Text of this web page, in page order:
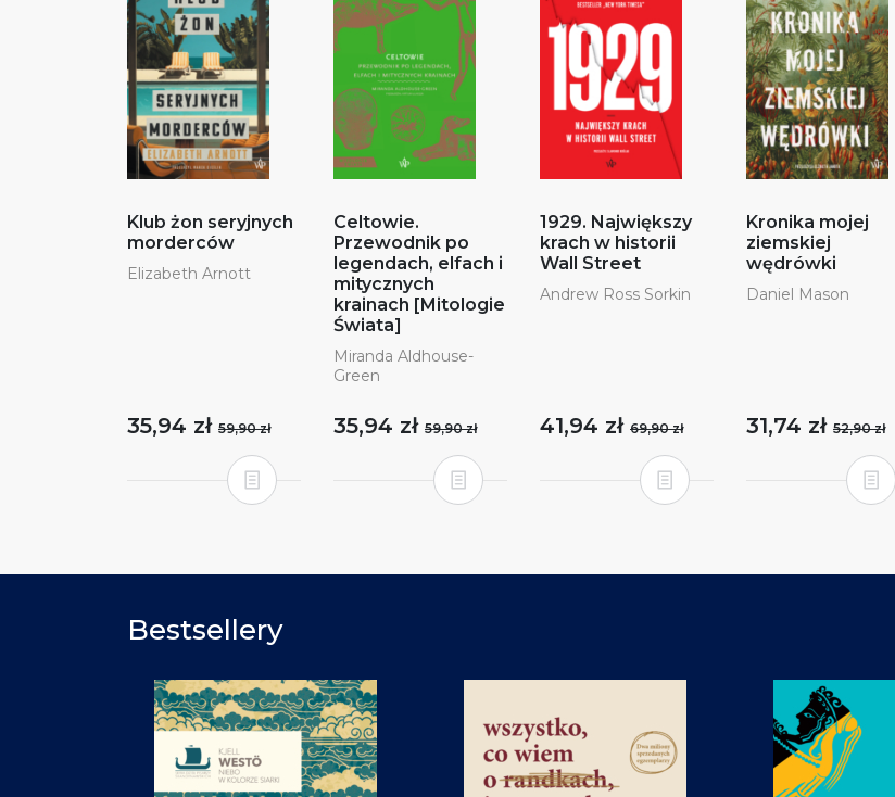
Klub żon seryjnych
morderców
Elizabeth Arnott
35,94 zł 59,90 zł
Celtowie.
Przewodnik po
legendach, elfach i
mitycznych
krainach [Mitologie
Świata]
Miranda Aldhouse-
Green
35,94 zł 59,90 zł
1929. Największy
krach w historii
Wall Street
Andrew Ross Sorkin
41,94 zł 69,90 zł
Kronika mojej
ziemskiej
wędrówki
Daniel Mason
31,74 zł 52,90 zł
Bestsellery